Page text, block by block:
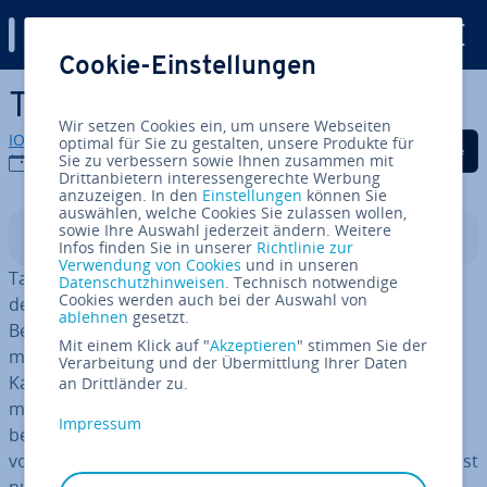
Zum Haupt­in­halt springen
Targeting
IONOS Redaktion
21.05.2021
Auf Facebook teilen
Auf Twitter teilen
Auf LinkedIn
In­halts­ver­zeich­nis
Targeting ist im On­line­mar­ke­ting ver­wur­zelt. Im
deutschen Sprach­ge­biet wird dafür manchmal der
Begriff „Ziel­grup­pen­an­spra­che
men geben oft große Summen für Marketing-
Kampagnen aus. Das Ziel: ein Produkt so publik wie
möglich zu machen, um den Umsatz zu steigern. Das
beworbene Produkt ist jedoch nicht für alle Menschen
von gleichem Interesse. Durch Targeting sollen möglichst
Cookie-Einstellungen
Wir setzen Cookies ein, um unsere Webseiten
optimal für Sie zu gestalten, unsere Produkte für
Sie zu verbessern sowie Ihnen zusammen mit
Drittanbietern interessengerechte Werbung
anzuzeigen. In den Einstellungen können Sie
auswählen, welche Cookies Sie zulassen wollen,
sowie Ihre Auswahl jederzeit ändern. Weitere
Infos finden Sie in unserer Richtlinie zur
Verwendung von Cookies und in unseren
Datenschutzhinweisen. Technisch notwendige
Cookies werden auch bei der Auswahl von
ablehnen gesetzt.
Mit einem Klick auf "Akzeptieren" stimmen Sie der
Verarbeitung und der Übermittlung Ihrer Daten
an Drittländer zu.
Impressum